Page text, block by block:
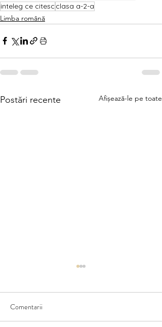
inteleg ce citesc clasa a-2-a
Limba română
Postări recente Afișează-le pe toate
Comentarii